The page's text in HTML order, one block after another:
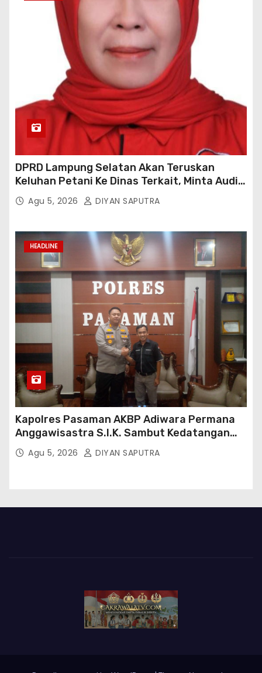
DPRD Lampung Selatan Akan Teruskan
Keluhan Petani Ke Dinas Terkait, Minta Audit
Penyaluran Pupuk Bersubsidi Di Desa Budi
Lestari
Agu 5, 2026 DIYAN SAPUTRA
HEADLINE
Kapolres Pasaman AKBP Adiwara Permana
Anggawisastra S.I.K. Sambut Kedatangan
Kepala Cakrawala Tv Sumatera Barat
Agu 5, 2026 DIYAN SAPUTRA